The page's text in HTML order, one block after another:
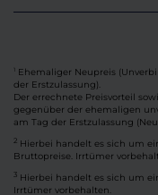
Ehemaliger Neupreis
der Erstzulassung).
Der errechnete Preisvorteil
gegenüber der ehemaligen
am Tag der Erstzulassung
2 Hierbei handelt es sich um
Bruttopreise. Irrtümer
3 Hierbei handelt es sich um
Irrtümer vorbehalten.